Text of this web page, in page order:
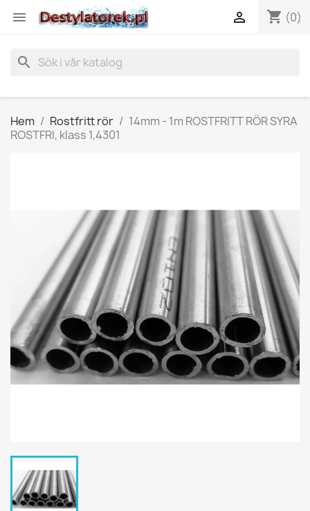
 shopping_cart (0)

search
Hem Rostfritt rör
14mm - 1m ROSTFRITT RÖR SYRA
ROSTFRI, klass 1,4301